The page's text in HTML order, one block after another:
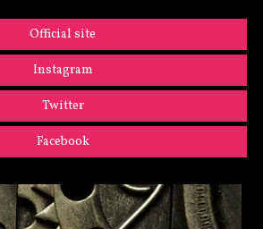
Official site
Instagram
Twitter
Facebook